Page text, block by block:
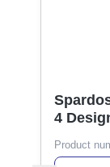
4
Product